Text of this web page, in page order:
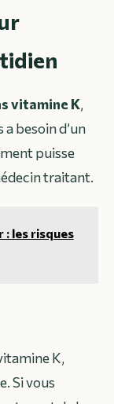
vitamine K,
besoin d’un
puisse
traitant.
: les risques
K,
Si vous